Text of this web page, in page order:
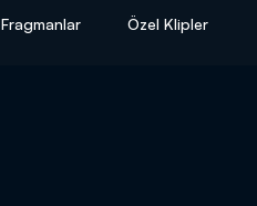
Fragmanlar Özel Klipler